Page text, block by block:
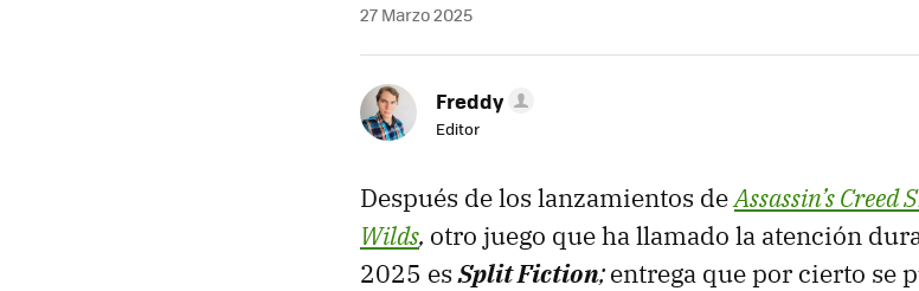
27 Marzo 2025
Freddy
Editor
Después de los lanzamientos deAssassin’s Creed
Wilds, otro juego que ha llamado la atención
2025 esSplit Fiction;entrega que por cierto se